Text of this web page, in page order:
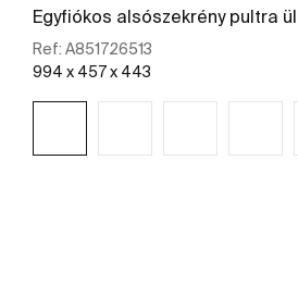
Egyfiókos alsószekrény pultra
Ref: A851726513
994 x 457 x 443